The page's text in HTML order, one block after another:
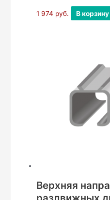
1 974 руб. В корзину
Верхняя